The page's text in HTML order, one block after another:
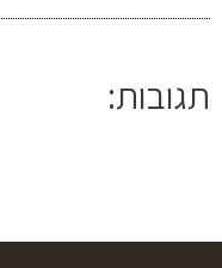
תגובות: